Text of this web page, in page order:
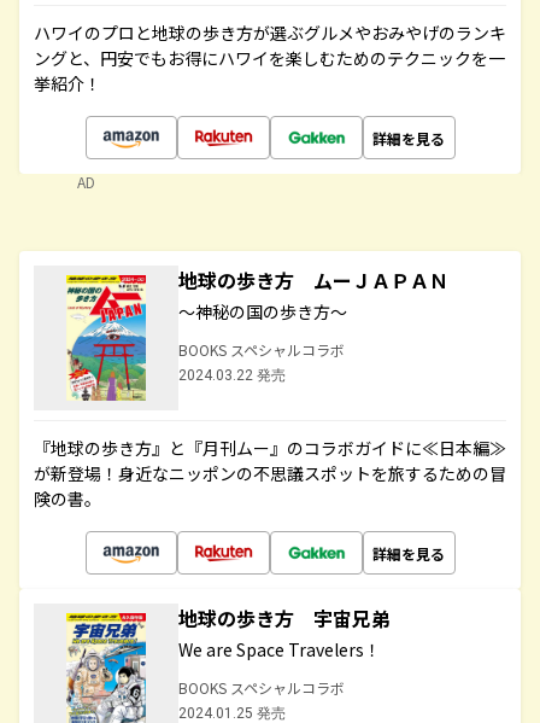
ハワイのプロと地球の歩き方が選ぶグルメやおみやげのランキ
ングと、円安でもお得にハワイを楽しむためのテクニックを一
挙紹介！
詳細を見る
AD
地球の歩き方 ムーＪＡＰＡＮ
～神秘の国の歩き方～
BOOKS スペシャルコラボ
2024.03.22 発売
『地球の歩き方』と『月刊ムー』のコラボガイドに≪日本編≫
が新登場！身近なニッポンの不思議スポットを旅するための冒
険の書。
詳細を見る
地球の歩き方 宇宙兄弟
We are Space Travelers！
BOOKS スペシャルコラボ
2024.01.25 発売